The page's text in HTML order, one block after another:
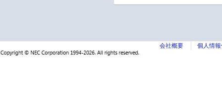
会社概要 個人情